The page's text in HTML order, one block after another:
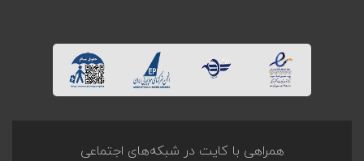
همراهی با کایت در شبکه‌های اجتماعی